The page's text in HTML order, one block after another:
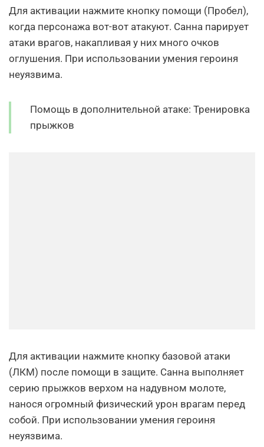
Для активации нажмите кнопку помощи (Пробел),
когда персонажа вот-вот атакуют. Санна парирует
атаки врагов, накапливая у них много очков
оглушения. При использовании умения героиня
неуязвима.
Помощь в дополнительной атаке: Тренировка
прыжков
Для активации нажмите кнопку базовой атаки
(ЛКМ) после помощи в защите. Санна выполняет
серию прыжков верхом на надувном молоте,
нанося огромный физический урон врагам перед
собой. При использовании умения героиня
неуязвима.